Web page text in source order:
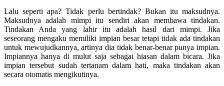
Lalu seperti apa? Tidak perlu bertindak? Bukan itu maksudnya.
Maksudnya adalah mimpi itu sendiri akan membawa tindakan.
Tindakan Anda yang lahir itu adalah hasil dari mimpi. Jika
seseorang mengaku memiliki impian besar tetapi tidak ada tindakan
untuk mewujudkannya, artinya dia tidak benar-benar punya impian.
Impiannya hanya di mulut saja sebagai hiasan dalam bicara. Jika
impian tersebut sudah tertanam dalam hati, maka tindakan akan
secara otomatis mengikutinya.